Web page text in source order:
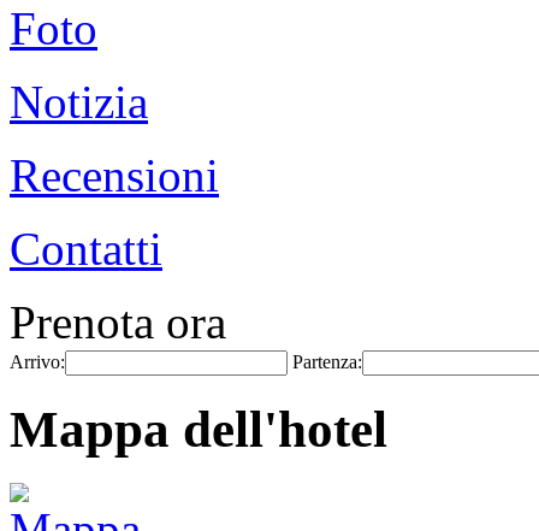
Foto
Notizia
Recensioni
Contatti
Prenota ora
Arrivo: Partenza:
Mappa dell'hotel